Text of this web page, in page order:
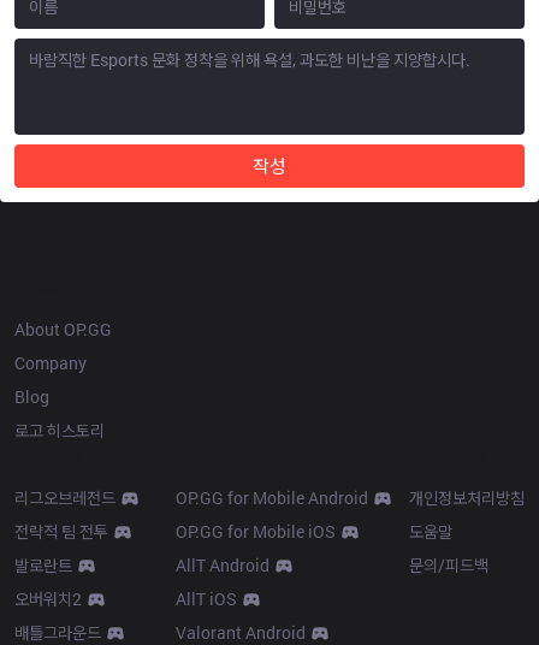
작성
About OP.GG
Company
Blog
로고 히스토리
리그오브레전드
전략적 팀 전투
발로란트
오버워치2
배틀그라운드
OP.GG for Mobile Android
OP.GG for Mobile iOS
AllT Android
AllT iOS
Valorant Android
개인정보처리방침
도움말
문의/피드백